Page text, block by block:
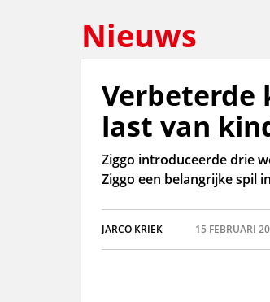
Nieuws
Verbeterde
last van
Ziggo introduceerde drie
Ziggo een belangrijke spil
JARCO KRIEK 15 FEBRUARI